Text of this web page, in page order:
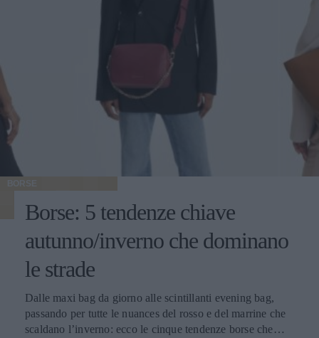
BORSE
Borse: 5 tendenze chiave
autunno/inverno che dominano
le strade
Dalle maxi bag da giorno alle scintillanti evening bag,
passando per tutte le nuances del rosso e del marrine che
scaldano l’inverno: ecco le cinque tendenze borse che